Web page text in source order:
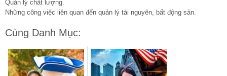
Quản lý chất lượng.
Những công việc liên quan đến quản lý tài nguyên, bất động sản.
Cùng Danh Mục: